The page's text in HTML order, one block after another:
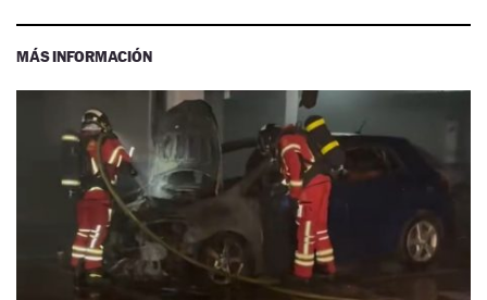
MÁS INFORMACIÓN